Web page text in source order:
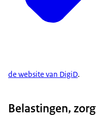
de website van DigiD.
Belastingen,